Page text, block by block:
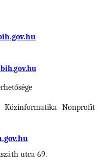
Közinformatika Nonprofit
utca 69.